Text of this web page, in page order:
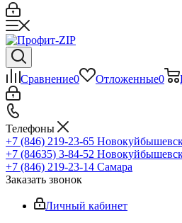
Сравнение0 Отложенные0
Телефоны
+7 (846) 219-23-65
+7 (84635) 3-84-52
+7 (846) 219-23-14 Самара
Заказать звонок
Личный кабинет